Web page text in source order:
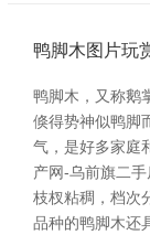
鸭脚木图片玩
鸭脚木，又称鹅
倏得势神似鸭脚
气，是好多家庭
产网-乌前旗二
枝杈粘稠，档次
品种的鸭脚木还